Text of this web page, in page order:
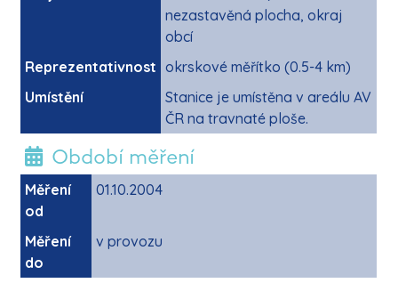
nezastavěná plocha, okraj
obcí
Reprezentativnost okrskové měřítko (0.5-4 km)
Umístění
Stanice je umístěna v areálu AV
ČR na travnaté ploše.
Období měření
Měření
od
01.10.2004
Měření
do
v provozu